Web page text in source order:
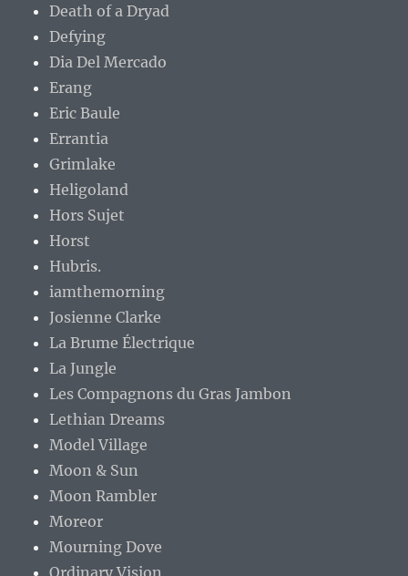
Death of a Dryad
Defying
Dia Del Mercado
Erang
Eric Baule
Errantia
Grimlake
Heligoland
Hors Sujet
Horst
Hubris.
iamthemorning
Josienne Clarke
La Brume Électrique
La Jungle
Les Compagnons du Gras Jambon
Lethian Dreams
Model Village
Moon & Sun
Moon Rambler
Moreor
Mourning Dove